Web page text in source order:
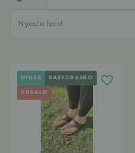
NYHED BARFODSSKO
UDSALG